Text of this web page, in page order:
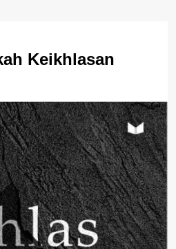
Keikhlasan